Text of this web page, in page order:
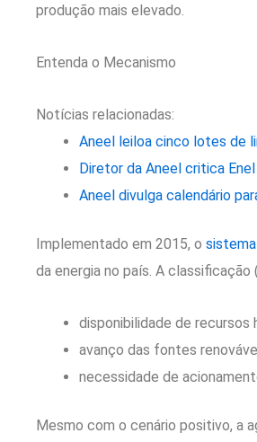
produção mais elevado.
Entenda o Mecanismo
Notícias relacionadas:
Aneel leiloa cinco lotes de
Diretor da Aneel critica
Aneel divulga calendário
Implementado em 2015, o
da energia no país. A
disponibilidade de recursos
avanço das fontes
necessidade de
Mesmo com o cenário positivo, a